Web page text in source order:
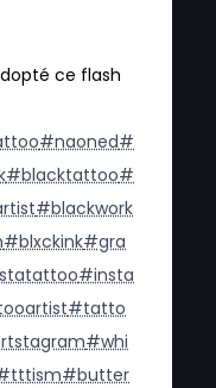
ce flash
#naoned#
#blacktattoo#
#blackwork
#blxckink#gra
#insta
#tatto
#whi
#butter